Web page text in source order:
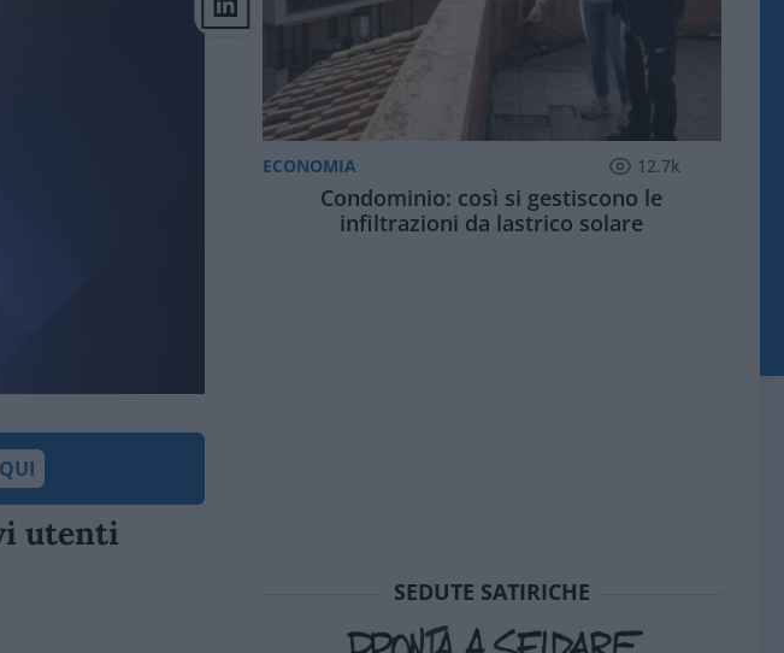
utenti
ECONOMIA 12.7k
Condominio: così si gestiscono le
infiltrazioni da lastrico solare
SEDUTE SATIRICHE